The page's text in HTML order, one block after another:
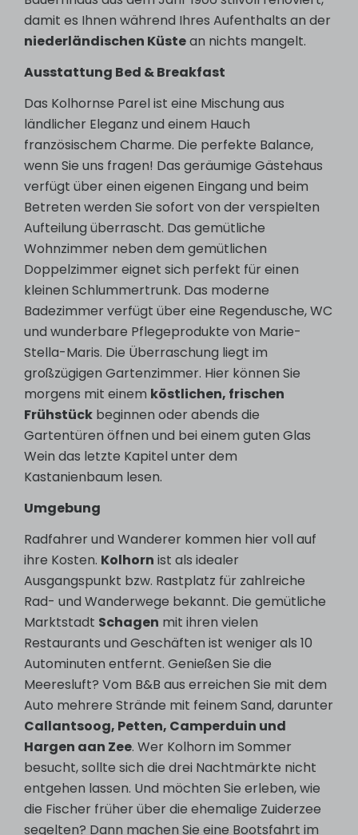
damit es Ihnen während Ihres Aufenthalts an der
niederländischen Küstean nichts mangelt.
Ausstattung Bed & Breakfast
Das Kolhornse Parel ist eine Mischung aus
ländlicher Eleganz und einem Hauch
französischem Charme. Die perfekte Balance,
wenn Sie uns fragen! Das geräumige Gästehaus
verfügt über einen eigenen Eingang und beim
Betreten werden Sie sofort von der verspielten
Aufteilung überrascht. Das gemütliche
Wohnzimmer neben dem gemütlichen
Doppelzimmer eignet sich perfekt für einen
kleinen Schlummertrunk. Das moderne
Badezimmer verfügt über eine Regendusche, WC
und wunderbare Pflegeprodukte von Marie-
Stella-Maris. Die Überraschung liegt im
großzügigen Gartenzimmer. Hier können Sie
morgens mit einem köstlichen, frischen
Frühstück beginnen oder abends die
Gartentüren öffnen und bei einem guten Glas
Wein das letzte Kapitel unter dem
Kastanienbaum lesen.
Umgebung
Radfahrer und Wanderer kommen hier voll auf
ihre Kosten. Kolhorn ist als idealer
Ausgangspunkt bzw. Rastplatz für zahlreiche
Rad- und Wanderwege bekannt. Die gemütliche
Marktstadt Schagen mit ihren vielen
Restaurants und Geschäften ist weniger als 10
Autominuten entfernt. Genießen Sie die
Meeresluft? Vom B&B aus erreichen Sie mit dem
Auto mehrere Strände mit feinem Sand, darunter
Callantsoog, Petten, Camperduin und
Hargen aan Zee. Wer Kolhorn im Sommer
besucht, sollte sich die drei Nachtmärkte nicht
entgehen lassen. Und möchten Sie erleben, wie
die Fischer früher über die ehemalige Zuiderzee
segelten? Dann machen Sie eine Bootsfahrt im